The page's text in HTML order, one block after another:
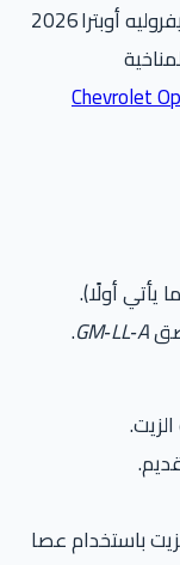
الجدول مبني على دليل المالك الرسمي لشيفروليه أوبترا 2026
Chevrolet
GM‑LL‑A
.
باستخدام عصا